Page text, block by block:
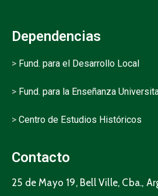
Dependencias
> Fund. para el Desarrollo Local
> Fund. para la Enseñanza
> Centro de Estudios Históricos
Contacto
25 de Mayo 19, Bell Ville, Cba.,